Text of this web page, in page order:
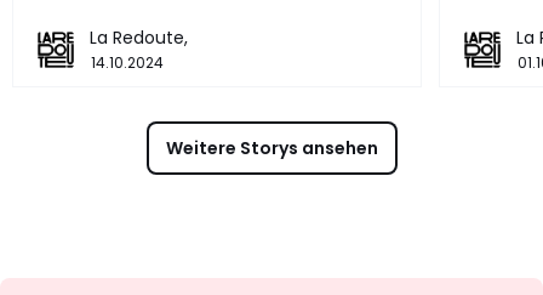
La Redoute,
14.10.2024
La
Weitere Storys ansehen